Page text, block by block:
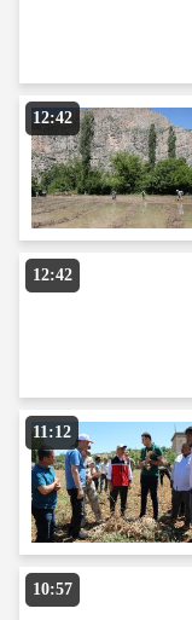
12:42
12:42
11:12
10:57